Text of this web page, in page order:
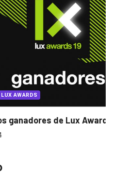
INTERNACIONAL
no sabías del...